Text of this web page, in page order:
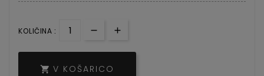
KOLIČINA :
 V KOŠARICO